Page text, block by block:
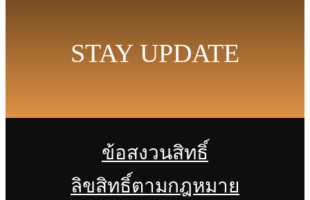
STAY UPDATE
ข้อสงวนสิทธิ์
ลิขสิทธิ์ตามกฎหมาย